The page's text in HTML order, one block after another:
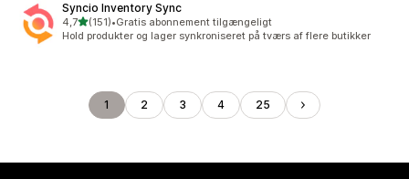
Syncio Inventory Sync
4,7ud af 5 stjerner
(151)
151 anmeldelser i alt
•Gratis abonnement tilgængeligt
Hold produkter og lager synkroniseret på tværs af flere butikker
1 2 3 4 25